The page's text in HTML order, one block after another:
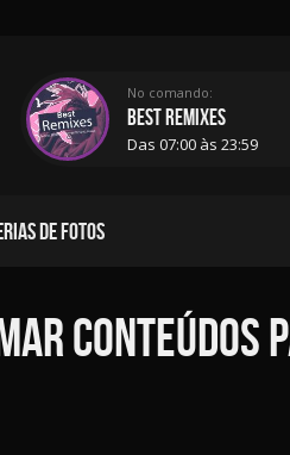
No comando:
BEST REMIXES
Das 07:00 às 23:59
DE FOTOS
conteúdos